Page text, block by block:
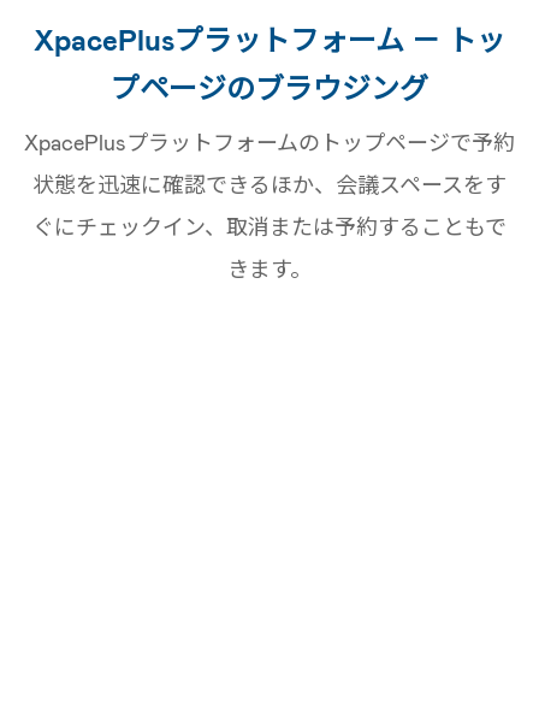
XpacePlusプラットフォーム － トッ
プページのブラウジング
XpacePlusプラットフォームのトップページで予約
状態を迅速に確認できるほか、会議スペースをす
ぐにチェックイン、取消または予約することもで
きます。